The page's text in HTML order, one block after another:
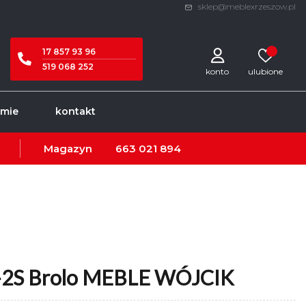
sklep@meblexrzeszow.pl
17 857 93 96
519 068 252
konto
kontakt
Magazyn 663 021 894
Brolo MEBLE WÓJCIK